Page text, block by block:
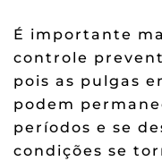
É importante
controle
pois as pulgas
podem
períodos e se
condições se